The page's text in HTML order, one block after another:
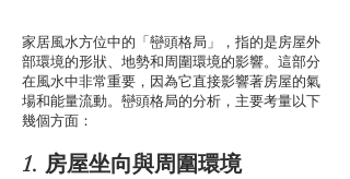
家居風水方位中的「巒頭格局」，指的是房屋外
部環境的形狀、地勢和周圍環境的影響。這部分
在風水中非常重要，因為它直接影響著房屋的氣
場和能量流動。巒頭格局的分析，主要考量以下
幾個方面：
1. 房屋坐向與周圍環境